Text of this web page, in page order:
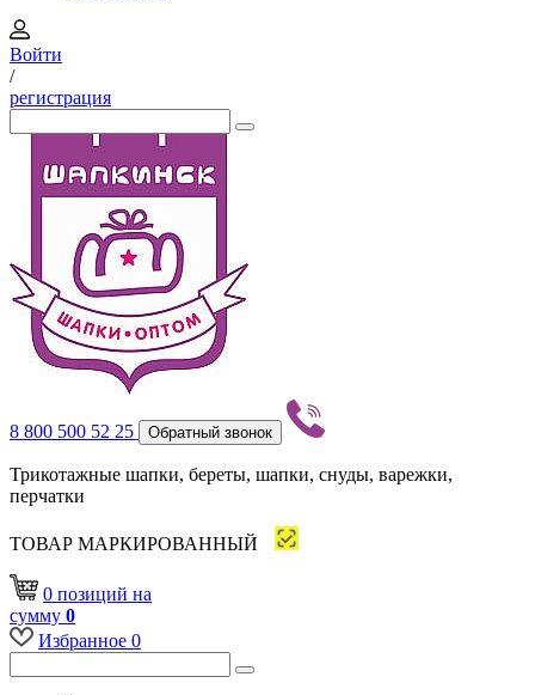
Войти
/
регистрация
8 800 500 52 25 Обратный звонок
Трикотажные шапки, береты, шапки, снуды, варежки,
перчатки
ТОВАР МАРКИРОВАННЫЙ
0 позиций на
сумму 0
Избранное 0